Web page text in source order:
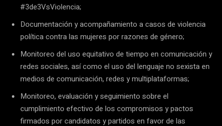
#3de3VsViolencia;
Documentación y acompañamiento a casos de violencia
política contra las mujeres por razones de género;
Monitoreo del uso equitativo de tiempo en comunicación y
redes sociales, así como el uso del lenguaje no sexista en
medios de comunicación, redes y multiplataformas;
Monitoreo, evaluación y seguimiento sobre el
cumplimiento efectivo de los compromisos y pactos
firmados por candidatos y partidos en favor de las